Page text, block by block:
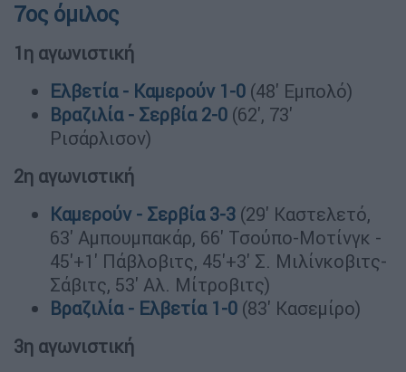
7ος όμιλος
1η αγωνιστική
Ελβετία - Καμερούν 1-0 (48' Εμπολό)
Βραζιλία - Σερβία 2-0 (62', 73'
Ρισάρλισον)
2η αγωνιστική
Καμερούν - Σερβία 3-3 (29' Καστελετό,
63' Αμπουμπακάρ, 66' Τσούπο-Μοτίνγκ -
45'+1' Πάβλοβιτς, 45'+3' Σ. Μιλίνκοβιτς-
Σάβιτς, 53' Αλ. Μίτροβιτς)
Βραζιλία - Ελβετία 1-0 (83' Κασεμίρο)
3η αγωνιστική